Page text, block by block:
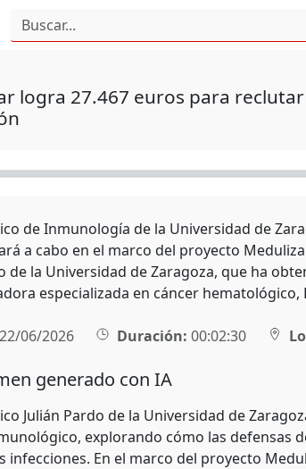
logra 27.467 euros para
de Inmunología de la Universidad de
a cabo en el marco del proyecto
de la Universidad de Zaragoza, que ha
especializada en cáncer hematológico,
22/06/2026 Duración: 00:02:30
generado con IA
Julián Pardo de la Universidad de
explorando cómo las defensas
infecciones. En el marco del proyecto